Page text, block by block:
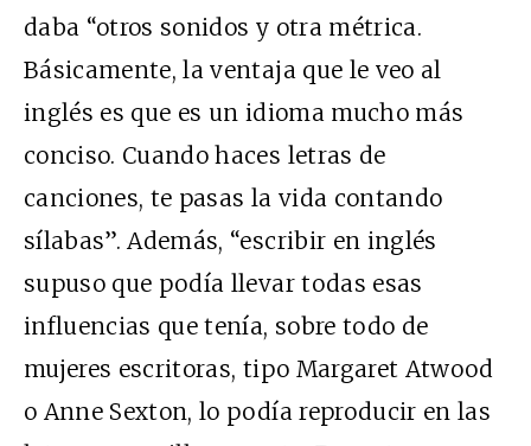
daba “otros sonidos y otra métrica.
Básicamente, la ventaja que le veo al
inglés es que es un idioma mucho más
conciso. Cuando haces letras de
canciones, te pasas la vida contando
sílabas”. Además, “escribir en inglés
supuso que podía llevar todas esas
influencias que tenía, sobre todo de
mujeres escritoras, tipo Margaret Atwood
o Anne Sexton, lo podía reproducir en las